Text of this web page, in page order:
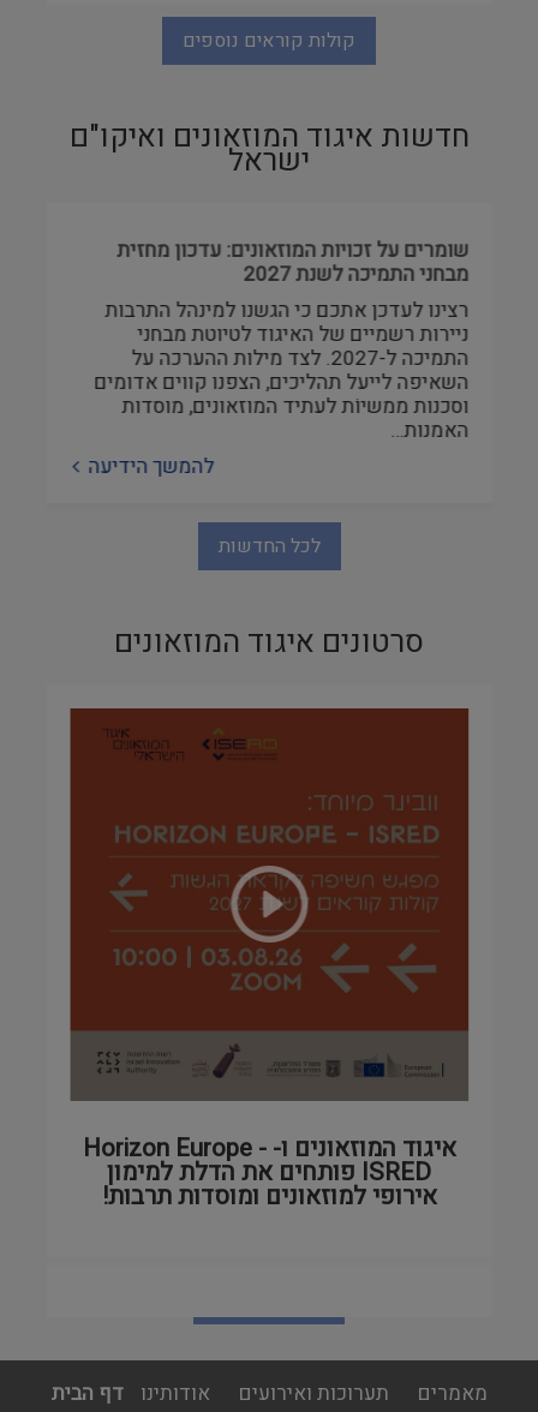
קולות קוראים נוספים
חדשות איגוד המוזאונים ואיקו"ם
ישראל
שומרים על זכויות המוזאונים: עדכון מחזית
מבחני התמיכה לשנת 2027
רצינו לעדכן אתכם כי הגשנו למינהל התרבות
ניירות רשמיים של האיגוד לטיוטת מבחני
התמיכה ל-2027. לצד מילות ההערכה על
השאיפה לייעל תהליכים, הצפנו קווים אדומים
וסכנות ממשיוֹת לעתיד המוזאונים, מוסדות
האמנות…
להמשך הידיעה
לכל החדשות
סרטונים איגוד המוזאונים
איגוד המוזאונים ו- Horizon Europe -
ISRED פותחים את הדלת למימון
אירופי למוזאונים ומוסדות תרבות!
footer
דף הבית אודותינו תערוכות ואירועים
מאמרים